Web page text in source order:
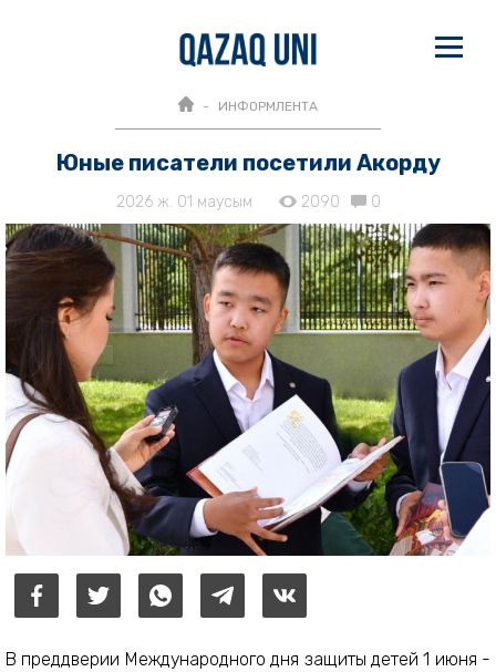
ИНФОРМЛЕНТА
Юные писатели посетили Акорду
2026 ж. 01 маусым 2090 0
В преддверии Международного дня защиты детей 1 июня -